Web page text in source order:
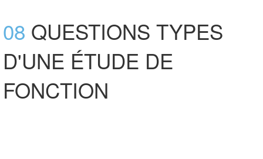
08 QUESTIONS TYPES
D'UNE ÉTUDE DE
FONCTION